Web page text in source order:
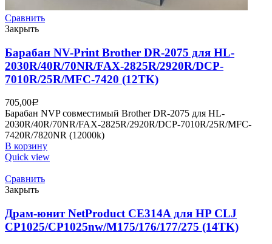
Сравнить
Закрыть
Барабан NV-Print Brother DR-2075 для HL-
2030R/40R/70NR/FAX-2825R/2920R/DCP-
7010R/25R/MFC-7420 (12TK)
705,00Р
Барабан NVP совместимый Brother DR-2075 для HL-
2030R/40R/70NR/FAX-2825R/2920R/DCP-7010R/25R/MFC-
7420R/7820NR (12000k)
В корзину
Quick view
Сравнить
Закрыть
Драм-юнит NetProduct CE314A для HP CLJ
CP1025/CP1025nw/M175/176/177/275 (14TK)